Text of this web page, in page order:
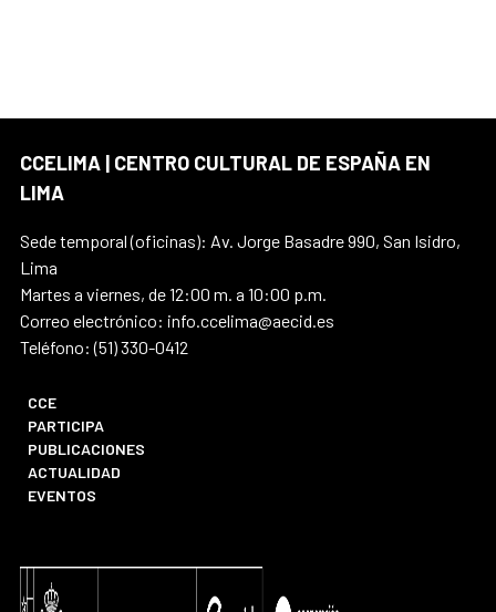
CCELIMA | CENTRO CULTURAL DE ESPAÑA EN
LIMA
Sede temporal (oficinas): Av. Jorge Basadre 990, San Isidro,
Lima
Martes a viernes, de 12:00 m. a 10:00 p.m.
Correo electrónico: info.ccelima@aecid.es
Teléfono: (51) 330-0412
CCE
PARTICIPA
PUBLICACIONES
ACTUALIDAD
EVENTOS